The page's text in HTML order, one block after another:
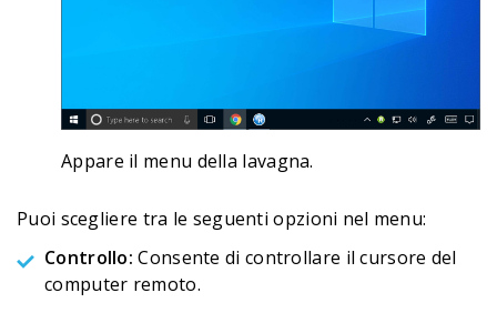
Appare il menu della lavagna.
Puoi scegliere tra le seguenti opzioni nel menu:
Controllo: Consente di controllare il cursore del
computer remoto.